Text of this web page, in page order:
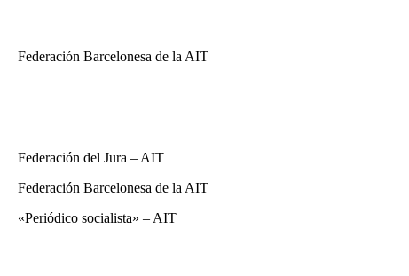
Federación Barcelonesa de la AIT
Federación del Jura – AIT
Federación Barcelonesa de la AIT
«Periódico socialista» – AIT